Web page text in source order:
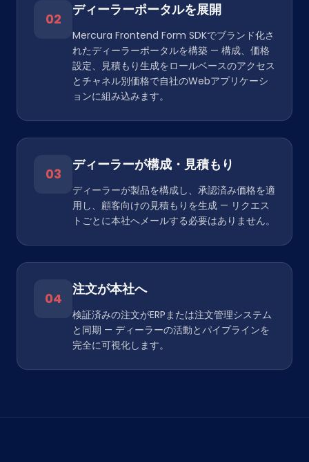
02
ディーラーポータルを展開
Mercura Frontend Form SDKでブランド化さ
れたディーラーポータルを構築 — 構成、価格
設定、見積もり生成をロールベースのアクセス
とチャネル別価格で自社のWebアプリケーシ
ョンに組み込みます。
03
ディーラーが構成・見積もり
ディーラーが製品を構成し、承認済み価格を適
用し、顧客向けの見積もりを生成 — リクエス
トごとに本社へメールする必要はありません。
04
注文が本社へ
検証済みの注文がERPまたは注文管理システム
と同期 — ディーラーの活動とパイプラインを
完全に可視化します。